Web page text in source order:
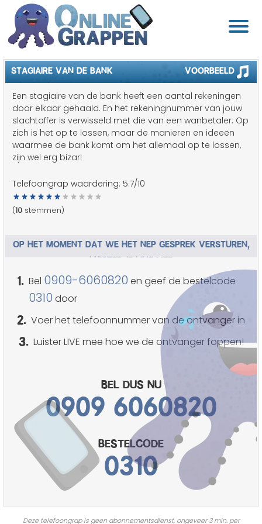
STAGIAIRE VAN DE BANK Voorbeeld
Een stagiaire van de bank heeft een aantal rekeningen
door elkaar gehaald. En het rekeningnummer van jouw
slachtoffer is verwisseld met die van een wanbetaler. Op
zich is het op te lossen, maar de manieren en ideeën
waarmee de bank komt om het allemaal op te lossen,
zijn wel erg bizar!
Telefoongrap waardering: 5.7/10
(10 stemmen)
OP HET MOMENT DAT WE HET NEP GESPREK VERSTUREN,
LUISTER JE LIVE MEE
1. Bel 0909-6060820 en geef de bestelcode
0310 door
2. Voer het telefoonnummer van de ontvanger in
3. Luister LIVE mee hoe we de ontvanger foppen!
Bel dus nu
0909 6060820
bestelcode
0310
Deze telefoongrap is geen abonnementsdienst, ongeveer 3 min. per